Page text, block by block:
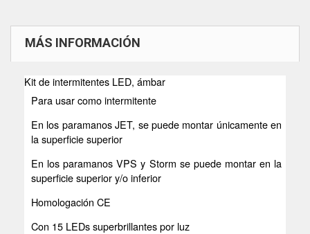
MÁS INFORMACIÓN
Kit de intermitentes LED, ámbar
Para usar como intermitente
En los paramanos JET, se puede montar únicamente en
la superficie superior
En los paramanos VPS y Storm se puede montar en la
superficie superior y/o inferior
Homologación CE
Con 15 LEDs superbrillantes por luz